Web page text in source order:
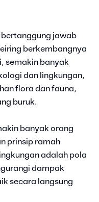
jawab
berkembangnya
semakin banyak
dan lingkungan,
flora dan fauna,
buruk.
banyak orang
prinsip ramah
adalah pola
dampak
secara langsung